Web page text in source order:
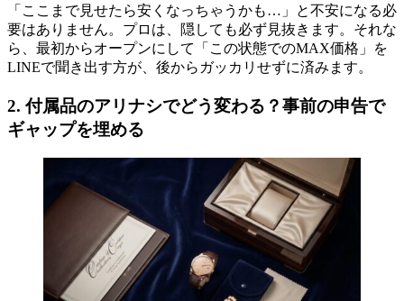
「ここまで見せたら安くなっちゃうかも…」と不安になる必
要はありません。プロは、隠しても必ず見抜きます。それな
ら、最初からオープンにして「この状態でのMAX価格」を
LINEで聞き出す方が、後からガッカリせずに済みます。
2. 付属品のアリナシでどう変わる？事前の申告で
ギャップを埋める